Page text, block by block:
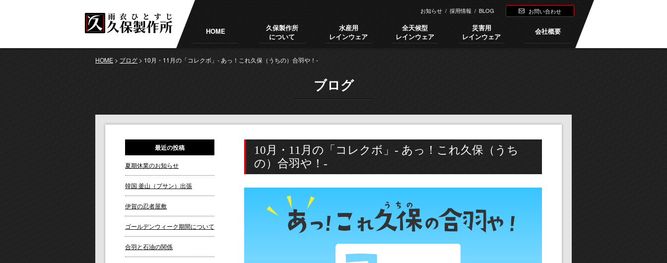
お知らせ/採用情報/BLOG お問い合わせ
HOME
久保製作所
について
水産用
レインウェア
全天候型
レインウェア
災害用
レインウェア
会社概要
HOME>ブログ>10月・11月の「コレクボ」- あっ！これ久保（うちの）合羽や！-
ブログ
10月・11月の「コレクボ」- あっ！これ久保（うち
の）合羽や！-
最近の投稿
夏期休業のお知らせ
韓国 釜山（プサン）出張
伊賀の忍者屋敷
ゴールデンウィーク期間について
合羽と石油の関係